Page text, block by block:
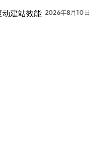
建站效能 2026年8月10日